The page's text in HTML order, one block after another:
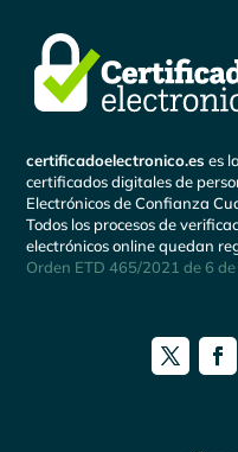
certificadoelectronico.es es
certificados digitales de
Electrónicos de Confianza
Todos los procesos de
electrónicos online quedan
Orden ETD 465/2021 de 6